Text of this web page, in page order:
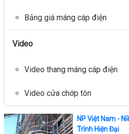
Bảng giá máng cáp điện
Video
Video thang máng cáp điện
Video cửa chớp tôn
NP Việt Nam -
Trình Hiện Đại